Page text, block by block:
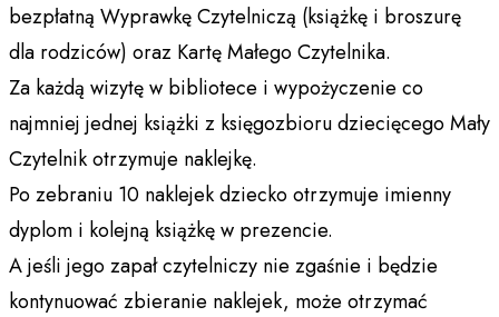
bezpłatną Wyprawkę Czytelniczą (książkę i broszurę
dla rodziców) oraz Kartę Małego Czytelnika.
Za każdą wizytę w bibliotece i wypożyczenie co
najmniej jednej książki z księgozbioru dziecięcego Mały
Czytelnik otrzymuje naklejkę.
Po zebraniu 10 naklejek dziecko otrzymuje imienny
dyplom i kolejną książkę w prezencie.
A jeśli jego zapał czytelniczy nie zgaśnie i będzie
kontynuować zbieranie naklejek, może otrzymać